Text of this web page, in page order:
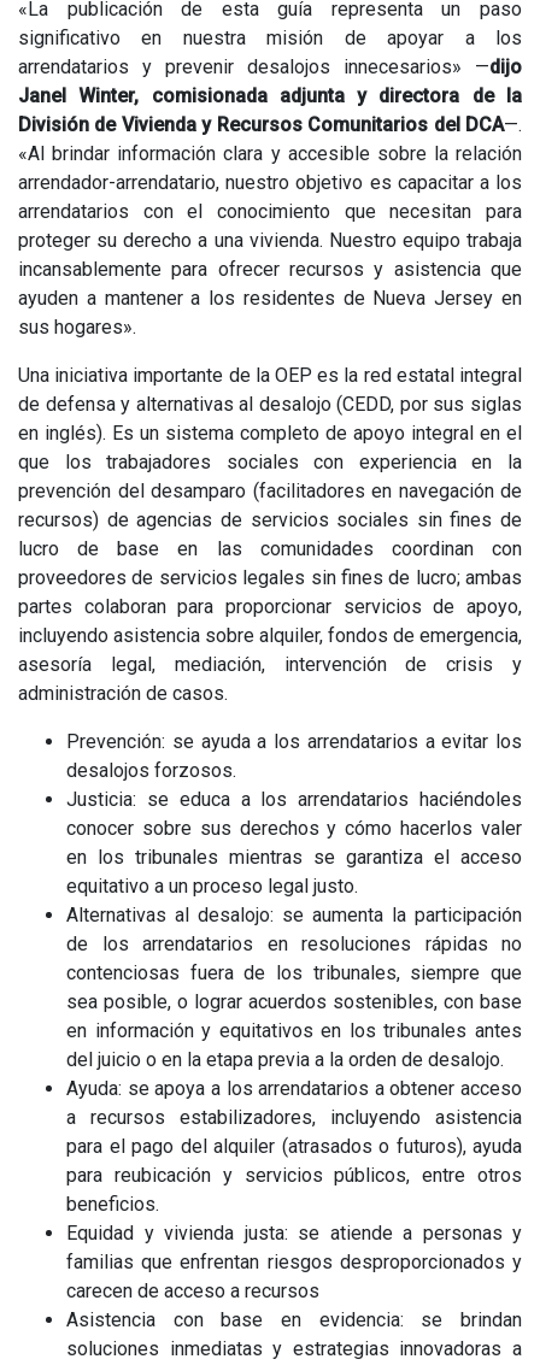
«La publicación de esta guía representa un paso
significativo en nuestra misión de apoyar a los
arrendatarios y prevenir desalojos innecesarios» —dijo
Janel Winter, comisionada adjunta y directora de la
División de Vivienda y Recursos Comunitarios del DCA—.
«Al brindar información clara y accesible sobre la relación
arrendador-arrendatario, nuestro objetivo es capacitar a los
arrendatarios con el conocimiento que necesitan para
proteger su derecho a una vivienda. Nuestro equipo trabaja
incansablemente para ofrecer recursos y asistencia que
ayuden a mantener a los residentes de Nueva Jersey en
sus hogares».
Una iniciativa importante de la OEP es la red estatal integral
de defensa y alternativas al desalojo (CEDD, por sus siglas
en inglés). Es un sistema completo de apoyo integral en el
que los trabajadores sociales con experiencia en la
prevención del desamparo (facilitadores en navegación de
recursos) de agencias de servicios sociales sin fines de
lucro de base en las comunidades coordinan con
proveedores de servicios legales sin fines de lucro; ambas
partes colaboran para proporcionar servicios de apoyo,
incluyendo asistencia sobre alquiler, fondos de emergencia,
asesoría legal, mediación, intervención de crisis y
administración de casos.
Prevención: se ayuda a los arrendatarios a evitar los
desalojos forzosos.
Justicia: se educa a los arrendatarios haciéndoles
conocer sobre sus derechos y cómo hacerlos valer
en los tribunales mientras se garantiza el acceso
equitativo a un proceso legal justo.
Alternativas al desalojo: se aumenta la participación
de los arrendatarios en resoluciones rápidas no
contenciosas fuera de los tribunales, siempre que
sea posible, o lograr acuerdos sostenibles, con base
en información y equitativos en los tribunales antes
del juicio o en la etapa previa a la orden de desalojo.
Ayuda: se apoya a los arrendatarios a obtener acceso
a recursos estabilizadores, incluyendo asistencia
para el pago del alquiler (atrasados o futuros), ayuda
para reubicación y servicios públicos, entre otros
beneficios.
Equidad y vivienda justa: se atiende a personas y
familias que enfrentan riesgos desproporcionados y
carecen de acceso a recursos
Asistencia con base en evidencia: se brindan
soluciones inmediatas y estrategias innovadoras a